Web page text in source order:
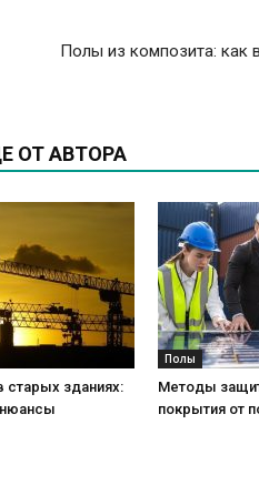
Полы из композита: как
ОТ АВТОРА
старых зданиях:
нюансы
Полы
Методы
покрытия от